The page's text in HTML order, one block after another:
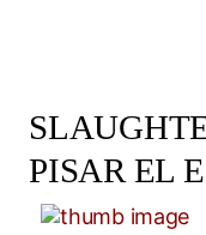
PISAR EL